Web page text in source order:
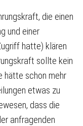
die einen
und einer
hatte) klären
sollte kein
hätte schon mehr
etwas zu
dass die
anfragenden